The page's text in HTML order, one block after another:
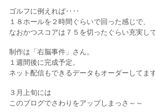
ゴルフに例えれば‥‥
１８ホールを２時間ぐらいで回った感じで、
なおかつスコアは７５を切ったぐらい充実し
制作は「右脳事件」さん。
１週間後に完成予定。
ネット配信もできるデータもオーダーしてま
３月上旬には
このブログでさわりをアップしまっさ～～